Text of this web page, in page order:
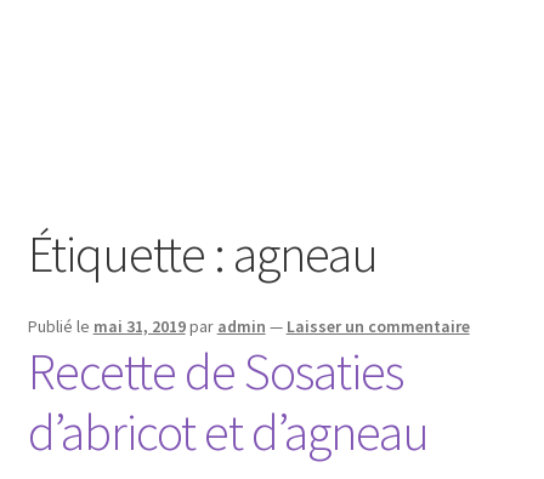
Étiquette : agneau
Publié le mai 31, 2019par admin — Laisser un commentaire
Recette de Sosaties
d’abricot et d’agneau